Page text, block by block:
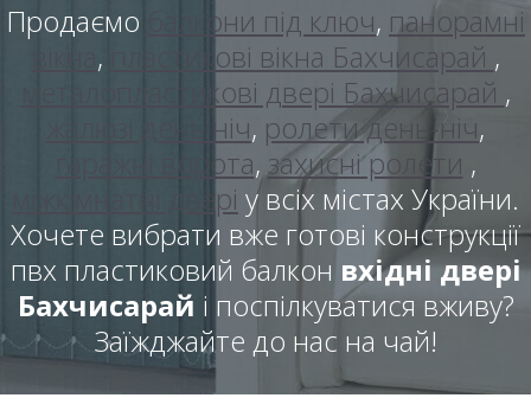
Продаємо балкони під ключ, панорамні
, пластикові вікна Бахчисарай ,
металопластикові двері Бахчисарай ,
жалюзі день ніч, ролети день-ніч,
гаражні ворота, захисні ролети ,
міжкімнатні двері у всіх містах України.
Хочете вибрати вже готові конструкції
пвх пластиковий балкон вхідні двері
Бахчисарай і поспілкуватися вживу?
Заїжджайте до нас на чай!